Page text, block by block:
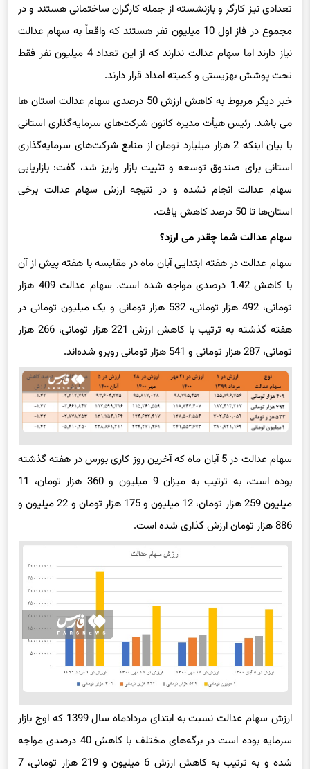
تعدادی نیز کارگر و بازنشسته از جمله کارگران ساختمانی هستند و در
مجموع در فاز اول 10 میلیون نفر هستند که واقعاً به سهام عدالت
نیاز دارند اما سهام عدالت ندارند که از این تعداد 4 میلیون نفر فقط
تحت پوشش بهزیستی و کمیته امداد قرار دارند.
خبر دیگر مربوط به کاهش ارزش 50 درصدی سهام عدالت استان ها
می باشد. رئیس هیأت مدیره کانون شرکت‌های سرمایه‌گذاری استانی
با بیان اینکه 2 هزار میلیارد تومان از منابع شرکت‌های سرمایه‌گذاری
استانی برای صندوق توسعه و تثبیت بازار واریز شد، گفت: بازاریابی
سهام عدالت انجام نشده و در نتیجه ارزش سهام عدالت برخی
استان‌ها تا 50 درصد کاهش یافت.
سهام عدالت شما چقدر می ارزد؟
سهام عدالت در هفته ابتدایی آبان ماه در مقایسه با هفته پیش از آن
با کاهش 1.42 درصدی مواجه شده است. سهام عدالت 409 هزار
تومانی، 492 هزار تومانی، 532 هزار تومانی و یک میلیون تومانی در
هفته گذشته به ترتیب با کاهش ارزش 221 هزار تومانی، 266 هزار
تومانی، 287 هزار تومانی و 541 هزار تومانی روبرو شده‌اند.
سهام عدالت در 5 آبان ماه که آخرین روز کاری بورس در هفته گذشته
بوده است، به ترتیب به میزان 9 میلیون و 360 هزار تومان، 11
میلیون 259 هزار تومان، 12 میلیون و 175 هزار تومان و 22 میلیون و
886 هزار تومان ارزش گذاری شده است.
ارزش سهام عدالت نسبت به ابتدای مردادماه سال 1399 که اوج بازار
سرمایه بوده است در برگه‌های مختلف با کاهش 40 درصدی مواجه
شده و به ترتیب به کاهش ارزش 6 میلیون و 219 هزار تومانی، 7